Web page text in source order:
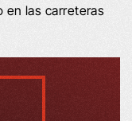
en las carreteras